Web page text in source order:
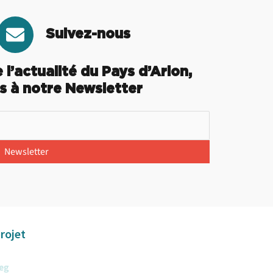
E
n
v
e
l
o
p
e
Suivez-nous
du Pays d’Arlon,
à notre Newsletter
Newsletter